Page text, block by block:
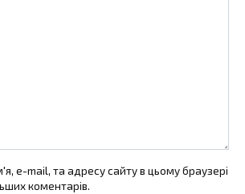
e-mail, та адресу сайту в цьому браузері
коментарів.